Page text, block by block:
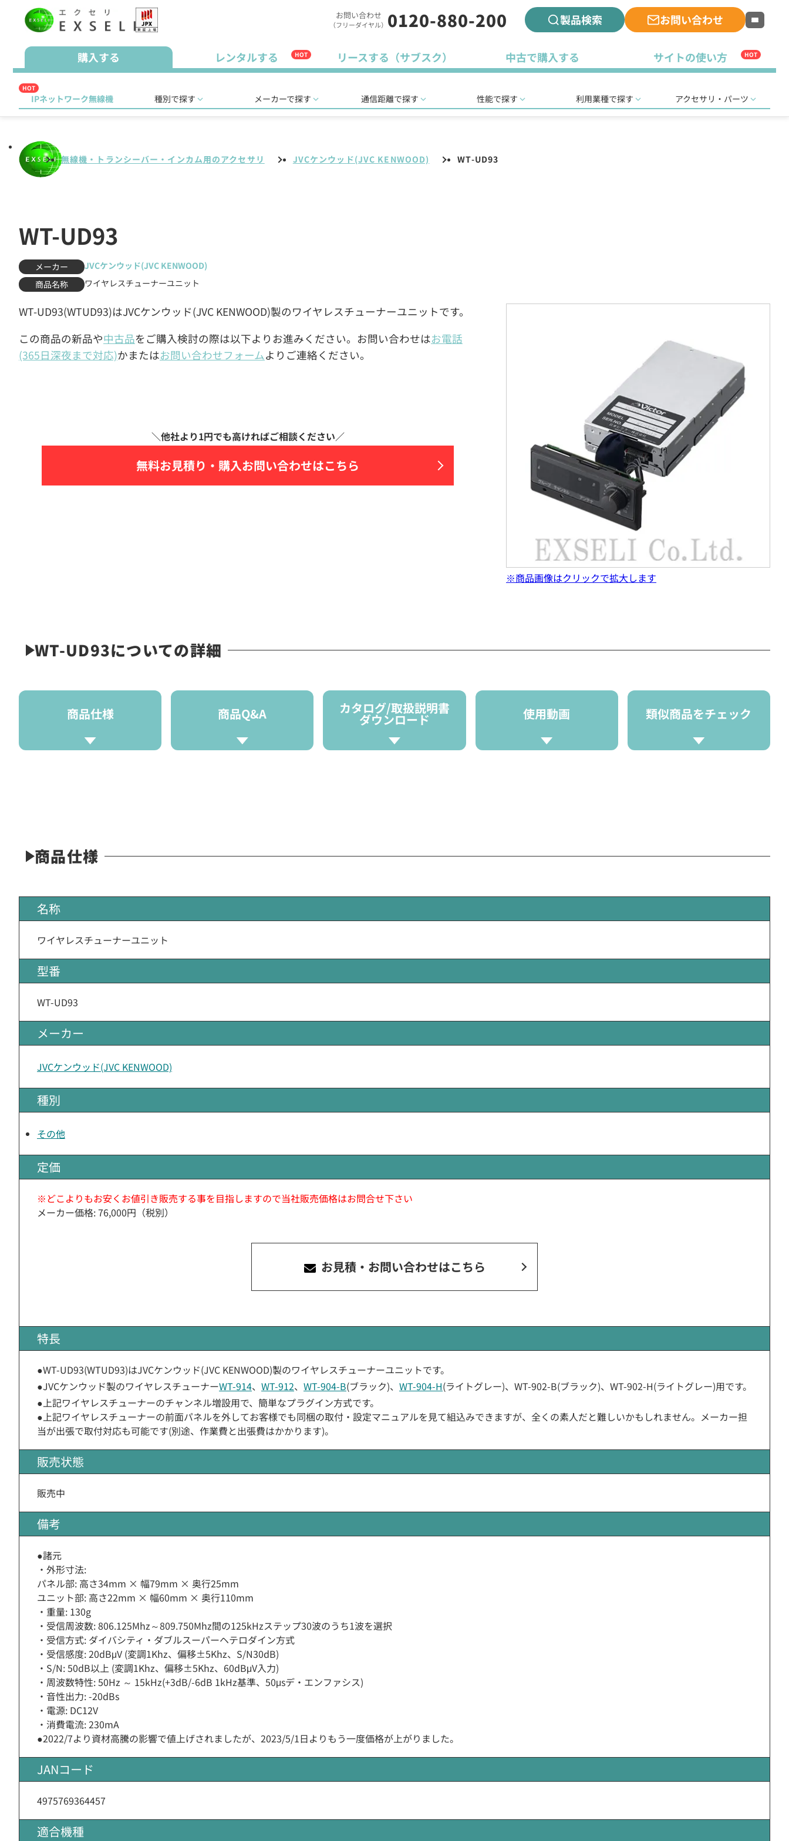
お問い合わせ
（フリーダイヤル） 0120-880-200 製品検索 お問い合わせ
購入する レンタルする HOT リースする（サブスク） 中古で購入する サイトの使い方 HOT
HOT
IPネットワーク無線機 種別で探す メーカーで探す 通信距離で探す 性能で探す 利用業種で探す アクセサリ・パーツ
無線機・トランシーバー・インカム用のアクセサリ JVCケンウッド(JVC KENWOOD) WT-UD93
WT-UD93
メーカー
JVCケンウッド(JVC KENWOOD)
商品名称
ワイヤレスチューナーユニット
WT-UD93(WTUD93)はJVCケンウッド(JVC KENWOOD)製のワイヤレスチューナーユニットです。
この商品の新品や中古品をご購入検討の際は以下よりお進みください。お問い合わせはお電話
(365日深夜まで対応)かまたはお問い合わせフォームよりご連絡ください。
無料お見積り・ 購入お問い合わせはこちら
※商品画像はクリックで拡大します
WT-UD93についての詳細
商品仕様 商品Q&A カタログ/取扱説明書
ダウンロード 使用動画 類似商品をチェック
商品仕様
名称
ワイヤレスチューナーユニット
型番
WT-UD93
メーカー
JVCケンウッド(JVC KENWOOD)
種別
その他
定価
※どこよりもお安くお値引き販売する事を目指しますので当社販売価格はお問合せ下さい
メーカー価格: 76,000円（税別）
お見積・お問い合わせはこちら
特長
●WT-UD93(WTUD93)はJVCケンウッド(JVC KENWOOD)製のワイヤレスチューナーユニットです。
●JVCケンウッド製のワイヤレスチューナーWT-914、 WT-912、 WT-904-B(ブラック)、 WT-904-H(ライトグレー)、WT-902-B(ブラック)、WT-902-H(ライトグレー)用です。
●上記ワイヤレスチューナーのチャンネル増設用で、簡単なプラグイン方式です。
●上記ワイヤレスチューナーの前面パネルを外してお客様でも同梱の取付・設定マニュアルを見て組込みできますが、全くの素人だと難しいかもしれません。メーカー担
当が出張で取付対応も可能です(別途、作業費と出張費はかかります)。
販売状態
販売中
備考
●諸元
・外形寸法:
パネル部: 高さ34mm × 幅79mm × 奥行25mm
ユニット部: 高さ22mm × 幅60mm × 奥行110mm
・重量: 130g
・受信周波数: 806.125Mhz～809.750Mhz間の125kHzステップ30波のうち1波を選択
・受信方式: ダイバシティ・ダブルスーパーヘテロダイン方式
・受信感度: 20dBμV (変調1Khz、偏移±5Khz、S/N30dB)
・S/N: 50dB以上 (変調1Khz、偏移±5Khz、60dBμV入力)
・周波数特性: 50Hz ～ 15kHz(+3dB/-6dB 1kHz基準、50μsデ・エンファシス)
・音性出力: -20dBs
・電源: DC12V
・消費電流: 230mA
●2022/7より資材高騰の影響で値上げされましたが、2023/5/1日よりもう一度価格が上がりました。
JANコード
4975769364457
適合機種